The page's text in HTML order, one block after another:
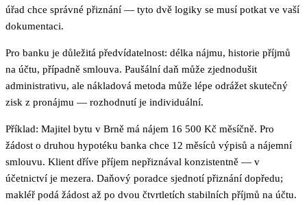
úřad chce správné přiznání — tyto dvě logiky se musí potkat ve vaší
dokumentaci.
Pro banku je důležitá předvídatelnost: délka nájmu, historie příjmů
na účtu, případně smlouva. Paušální daň může zjednodušit
administrativu, ale nákladová metoda může lépe odrážet skutečný
zisk z pronájmu — rozhodnutí je individuální.
Příklad: Majitel bytu v Brně má nájem 16 500 Kč měsíčně. Pro
žádost o druhou hypotéku banka chce 12 měsíců výpisů a nájemní
smlouvu. Klient dříve příjem nepřiznával konzistentně — v
účetnictví je mezera. Daňový poradce sjednotí přiznání dopředu;
makléř podá žádost až po dvou čtvrtletích stabilních příjmů na účtu.